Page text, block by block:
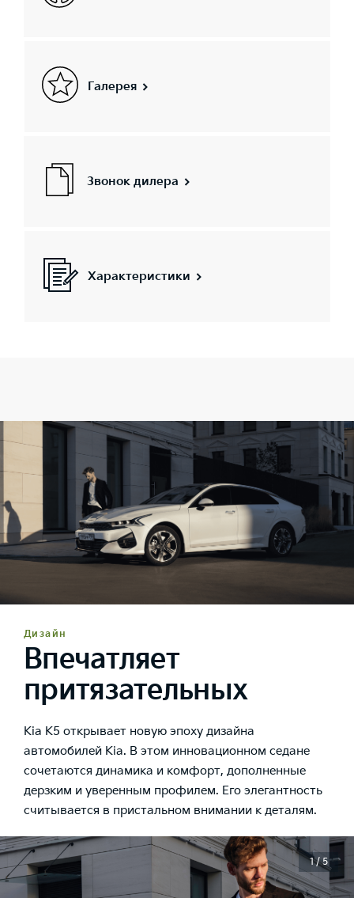
Галерея
Звонок дилера
Характеристики
Дизайн
Впечатляет
притязательных
Kia K5 открывает новую эпоху дизайна
автомобилей Kia. В этом инновационном седане
сочетаются динамика и комфорт, дополненные
дерзким и уверенным профилем. Его элегантность
считывается в пристальном внимании к деталям.
1 / 5